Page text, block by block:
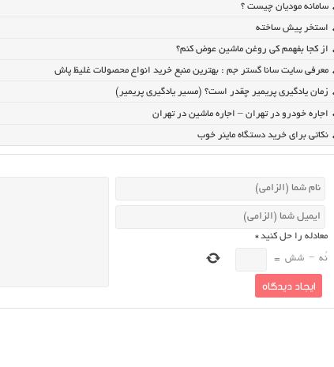
سامانه مودیان چیست ؟
استخر پیش ساخته
از کجا بفهمم کی روغن ماشین عوض کنم؟
معرفی سایت سانا گستر جم : بهترین منبع خرید انواع محصولات غلیظ پاش
زمان یادگیری پریمیر چقدر است؟ (مسیر یادگیری پریمیر)
اجاره خودرو در تهران – اجاره ماشین در تهران
نکاتی برای خرید دستگاه ماینر خوب
معادله را حل کنید*
نُه − شش =